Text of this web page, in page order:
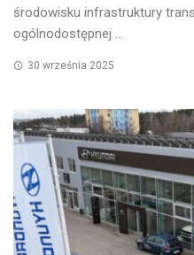
środowisku infrastruktury
ogólnodostępnej ...
30 września 2025